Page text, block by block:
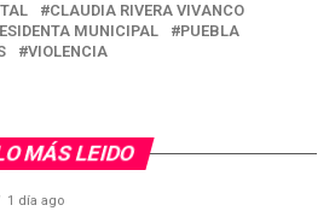
CLAUDIA RIVERA VIVANCO
MUNICIPAL
PUEBLA
VIOLENCIA
MÁS LEIDO
1 día ago